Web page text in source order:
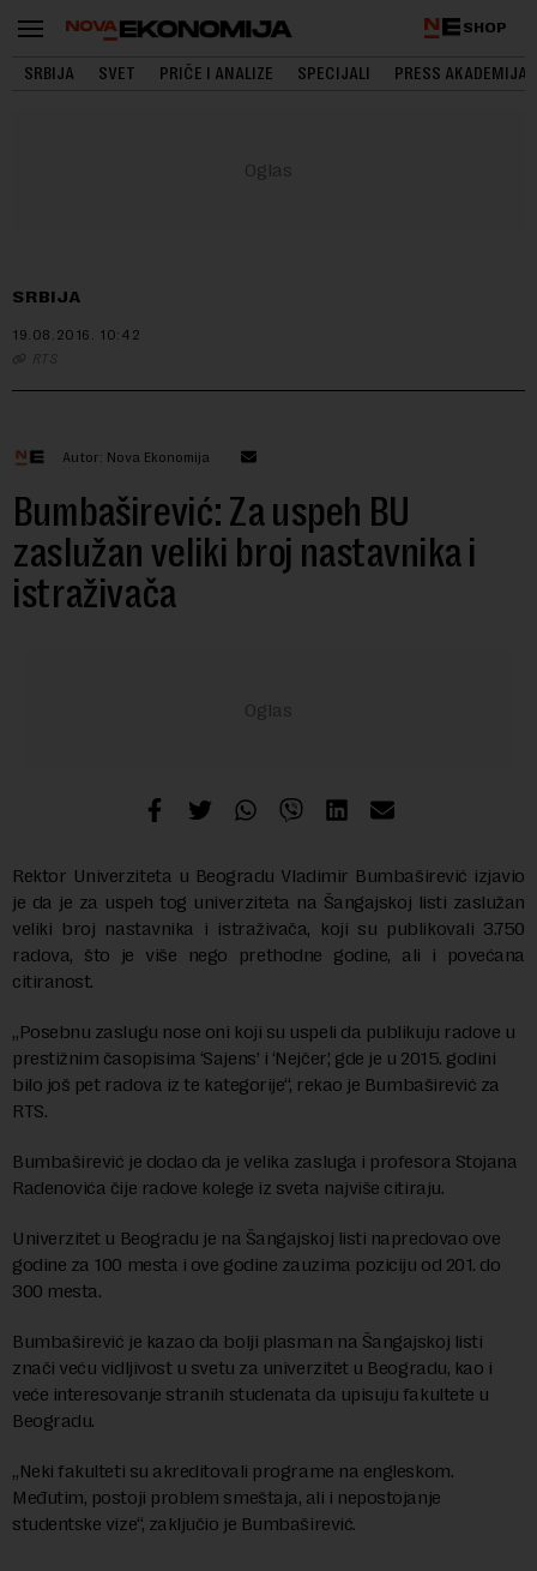
SHOP
SRBIJA SVET PRIČE I ANALIZE SPECIJALI PRESS AKADEMIJA
SRBIJA
19.08.2016. 10:42
RTS
Autor: Nova Ekonomija
Bumbaširević: Za uspeh BU
zaslužan veliki broj nastavnika i
istraživača
Rektor Univerziteta u Beogradu Vladimir Bumbaširević izjavio
je da je za uspeh tog univerziteta na Šangajskoj listi zaslužan
veliki broj nastavnika i istraživača, koji su publikovali 3.750
radova, što je više nego prethodne godine, ali i povećana
citiranost.
„Posebnu zaslugu nose oni koji su uspeli da publikuju radove u
prestižnim časopisima ‘Sajens’ i ‘Nejčer’, gde je u 2015. godini
bilo još pet radova iz te kategorije“, rekao je Bumbaširević za
RTS.
Bumbaširević je dodao da je velika zasluga i profesora Stojana
Radenovića čije radove kolege iz sveta najviše citiraju.
Univerzitet u Beogradu je na Šangajskoj listi napredovao ove
godine za 100 mesta i ove godine zauzima poziciju od 201. do
300 mesta.
Bumbaširević je kazao da bolji plasman na Šangajskoj listi
znači veću vidljivost u svetu za univerzitet u Beogradu, kao i
veće interesovanje stranih studenata da upisuju fakultete u
Beogradu.
„Neki fakulteti su akreditovali programe na engleskom.
Međutim, postoji problem smeštaja, ali i nepostojanje
studentske vize“, zaključio je Bumbaširević.